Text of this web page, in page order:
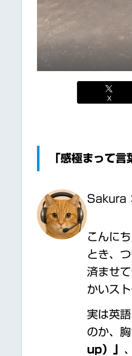
X
「感極まって
Sakura
こんに
とき、
済ませ
かいス
実は英
のか、
up）」